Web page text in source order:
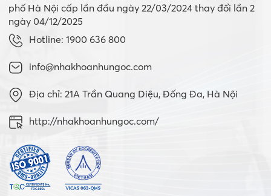
phố Hà Nội cấp lần đầu ngày 22/03/2024 thay đổi lần 2
ngày 04/12/2025
Hotline: 1900 636 800
info@nhakhoanhungoc.com
Địa chỉ: 21A Trần Quang Diệu, Đống Đa, Hà Nội
http://nhakhoanhungoc.com/